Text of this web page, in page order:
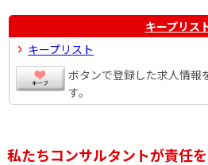
キープリス
キープリスト
ボタンで登録した求人情報
す。
私たちコンサルタントが責任